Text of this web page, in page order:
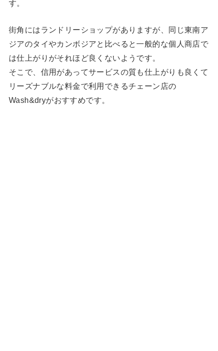
す。
街角にはランドリーショップがありますが、同じ東南ア
ジアのタイやカンボジアと比べると一般的な個人商店で
は仕上がりがそれほど良くないようです。
そこで、信用があってサービスの質も仕上がりも良くて
リーズナブルな料金で利用できるチェーン店の
Wash&dryがおすすめです。